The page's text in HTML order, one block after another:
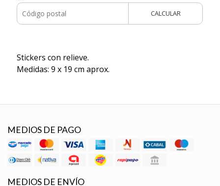
CALCULAR
Stickers con relieve.
Medidas: 9 x 19 cm aprox.
MEDIOS DE PAGO
MEDIOS DE ENVÍO